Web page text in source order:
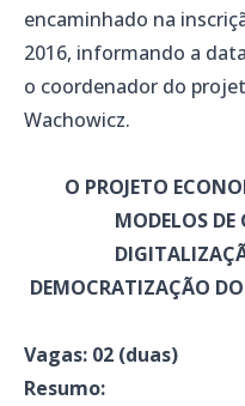
encaminhado na
2016, informando a
o coordenador do
Wachowicz.
O PROJETO
MODELOS
DEMOCRATIZAÇÃO
Vagas: 02 (duas)
Resumo: